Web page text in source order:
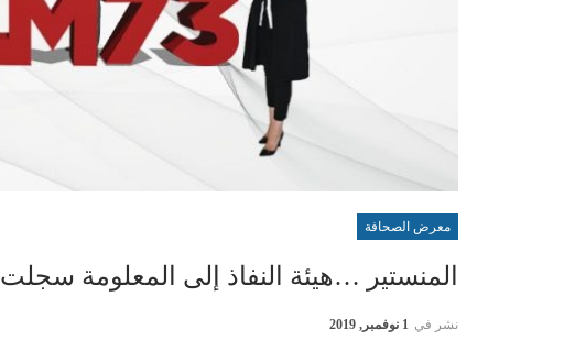
معرض الصحافة
المنستير …هيئة النفاذ إلى المعلومة سجلت 12 الف مطلبا و 593 قضية…
نشر في 1 نوفمبر, 2019